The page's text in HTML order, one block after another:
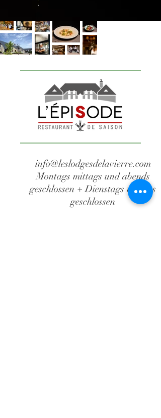
info@leslodgesdelavierre.com
Montags mittags und abends
geschlossen + Dienstags mittags
geschlossen